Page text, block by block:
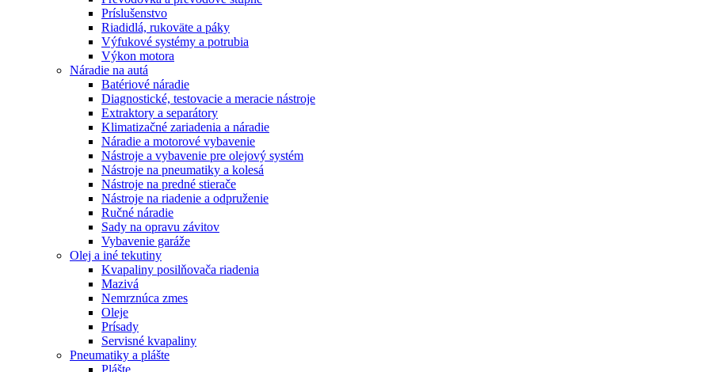
Príslušenstvo
Riadidlá, rukoväte a páky
Výfukové systémy a potrubia
Výkon motora
Náradie na autá
Batériové náradie
Diagnostické, testovacie a meracie nástroje
Extraktory a separátory
Klimatizačné zariadenia a náradie
Náradie a motorové vybavenie
Nástroje a vybavenie pre olejový systém
Nástroje na pneumatiky a kolesá
Nástroje na predné stierače
Nástroje na riadenie a odpruženie
Ručné náradie
Sady na opravu závitov
Vybavenie garáže
Olej a iné tekutiny
Kvapaliny posilňovača riadenia
Mazivá
Nemrznúca zmes
Oleje
Prísady
Servisné kvapaliny
Pneumatiky a plášte
Plášte